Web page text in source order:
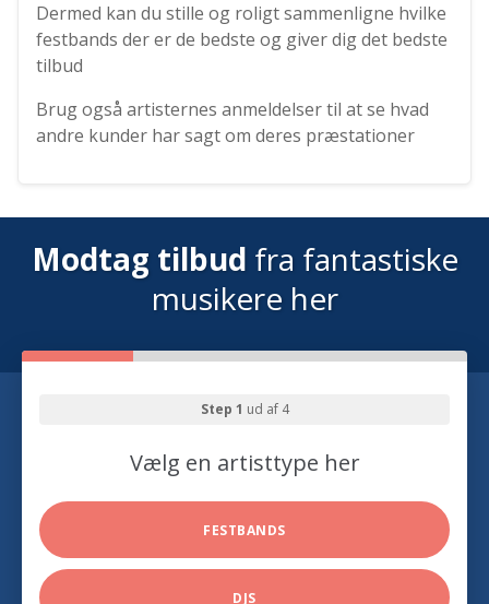
Dermed kan du stille og roligt sammenligne hvilke
festbands der er de bedste og giver dig det bedste
tilbud
Brug også artisternes anmeldelser til at se hvad
andre kunder har sagt om deres præstationer
Modtag tilbud fra fantastiske
musikere her
Step 1 ud af 4
Vælg en artisttype her
FESTBANDS
DJS